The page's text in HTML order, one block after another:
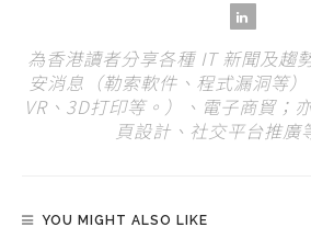
為香港讀者分享各種 IT 新聞及趨
安消息（勒索軟件、程式漏洞等
VR、3D打印等。）、電子商貿；
頁設計、社交平台推廣
YOU MIGHT ALSO LIKE